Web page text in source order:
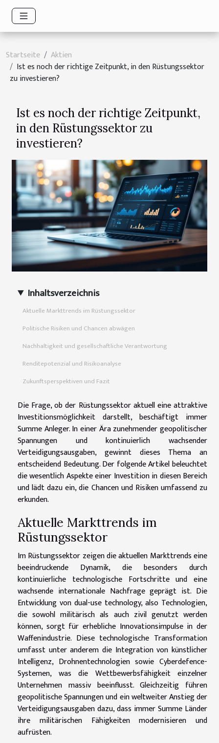
Startseite
Aktien
Ist es noch der richtige Zeitpunkt, in den Rüstungssektor
zu investieren?
Ist es noch der richtige Zeitpunkt,
in den Rüstungssektor zu
investieren?
Inhaltsverzeichnis
Aktuelle Markttrends im Rüstungssektor
Politische Risiken und Chancen abwägen
Nachhaltigkeit und gesellschaftliche Verantwortung
Renditepotenzial und Risikoanalyse
Zukunftsperspektiven und Fazit
Die Frage, ob der Rüstungssektor aktuell eine attraktive
Investitionsmöglichkeit darstellt, beschäftigt immer
Summe Anleger. In einer Ära zunehmender geopolitischer
Spannungen und kontinuierlich wachsender
Verteidigungsausgaben, gewinnt dieses Thema an
entscheidend Bedeutung. Der folgende Artikel beleuchtet
die wesentlich Aspekte einer Investition in diesen Bereich
und lädt dazu ein, die Chancen und Risiken umfassend zu
erkunden.
Aktuelle Markttrends im
Rüstungssektor
Im Rüstungssektor zeigen die aktuellen Markttrends eine
beeindruckende Dynamik, die besonders durch
kontinuierliche technologische Fortschritte und eine
wachsende internationale Nachfrage geprägt ist. Die
Entwicklung von dual-use technology, also Technologien,
die sowohl militärisch als auch zivil genutzt werden
können, sorgt für erhebliche Innovationsimpulse in der
Waffenindustrie. Diese technologische Transformation
umfasst unter anderem die Integration von künstlicher
Intelligenz, Drohnentechnologien sowie Cyberdefence-
Systemen, was die Wettbewerbsfähigkeit einzelner
Unternehmen massiv beeinflusst. Gleichzeitig führen
geopolitische Spannungen und ein weltweiter Anstieg der
Verteidigungsausgaben dazu, dass immer Summe Länder
ihre militärischen Fähigkeiten modernisieren und
aufrüsten.